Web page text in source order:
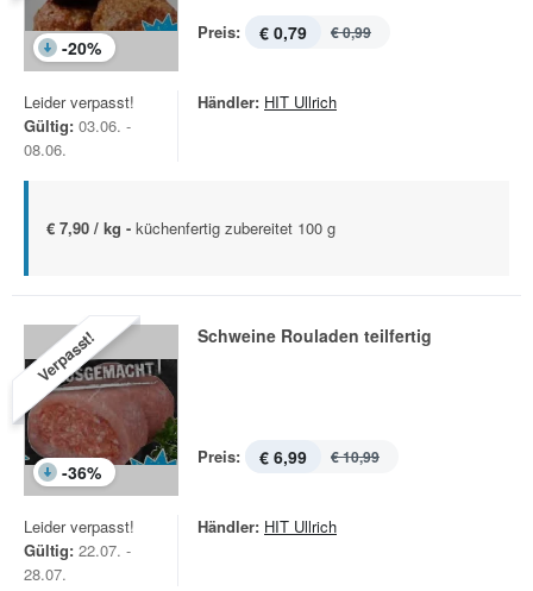
-20%
Preis: € 0,79 € 0,99
Leider verpasst!
Gültig: 03.06. -
08.06.
Händler: HIT Ullrich
€ 7,90 / kg - küchenfertig zubereitet 100 g
Verpasst!
-36%
Schweine Rouladen teilfertig
Preis: € 6,99 € 10,99
Leider verpasst!
Gültig: 22.07. -
28.07.
Händler: HIT Ullrich